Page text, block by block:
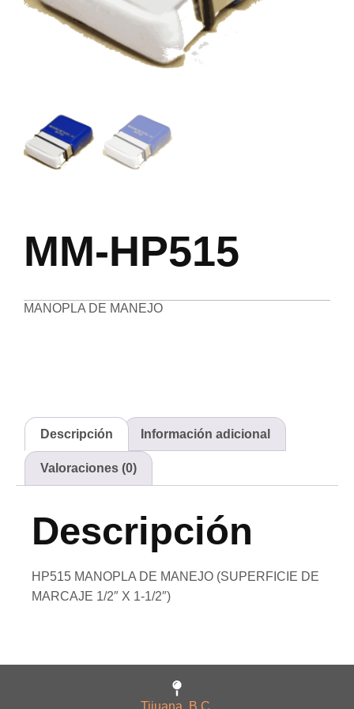
MM-HP515
MANOPLA DE MANEJO
Descripción Información adicional
Valoraciones (0)
Descripción
HP515 MANOPLA DE MANEJO (SUPERFICIE DE
MARCAJE 1/2″ X 1-1/2″)